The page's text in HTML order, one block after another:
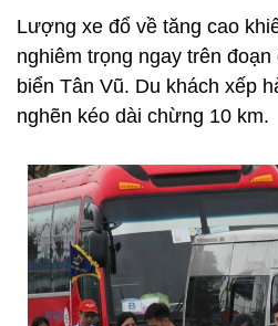
Lượng xe đổ về tăng cao
nghiêm trọng ngay trên
biển Tân Vũ. Du khách xếp
nghẽn kéo dài chừng 10 km.